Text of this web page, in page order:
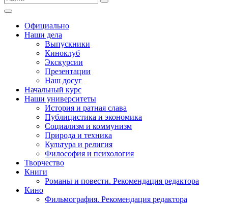
Официально
Наши дела
Выпускники
Киноклуб
Экскурсии
Презентации
Наш досуг
Начальный курс
Наши университеты
История и ратная слава
Публицистика и экономика
Социализм и коммунизм
Природа и техника
Культура и религия
Философия и психология
Творчество
Книги
Романы и повести. Рекомендация редактора
Кино
Фильмография. Рекомендация редактора